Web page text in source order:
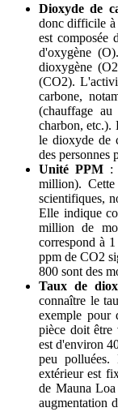
Dioxyde de
donc difficile à
est composée
d'oxygène
dioxygène
(CO2).
carbone,
(chauffage au
charbon, etc.).
le dioxyde de
des personnes
Unité PPM :
million).
scientifiques,
Elle indique
million de
correspond à
ppm de CO2
800 sont des
Taux de
connaître le
exemple pour
pièce doit être
est d'environ
peu
extérieur est
de Mauna
augmentation